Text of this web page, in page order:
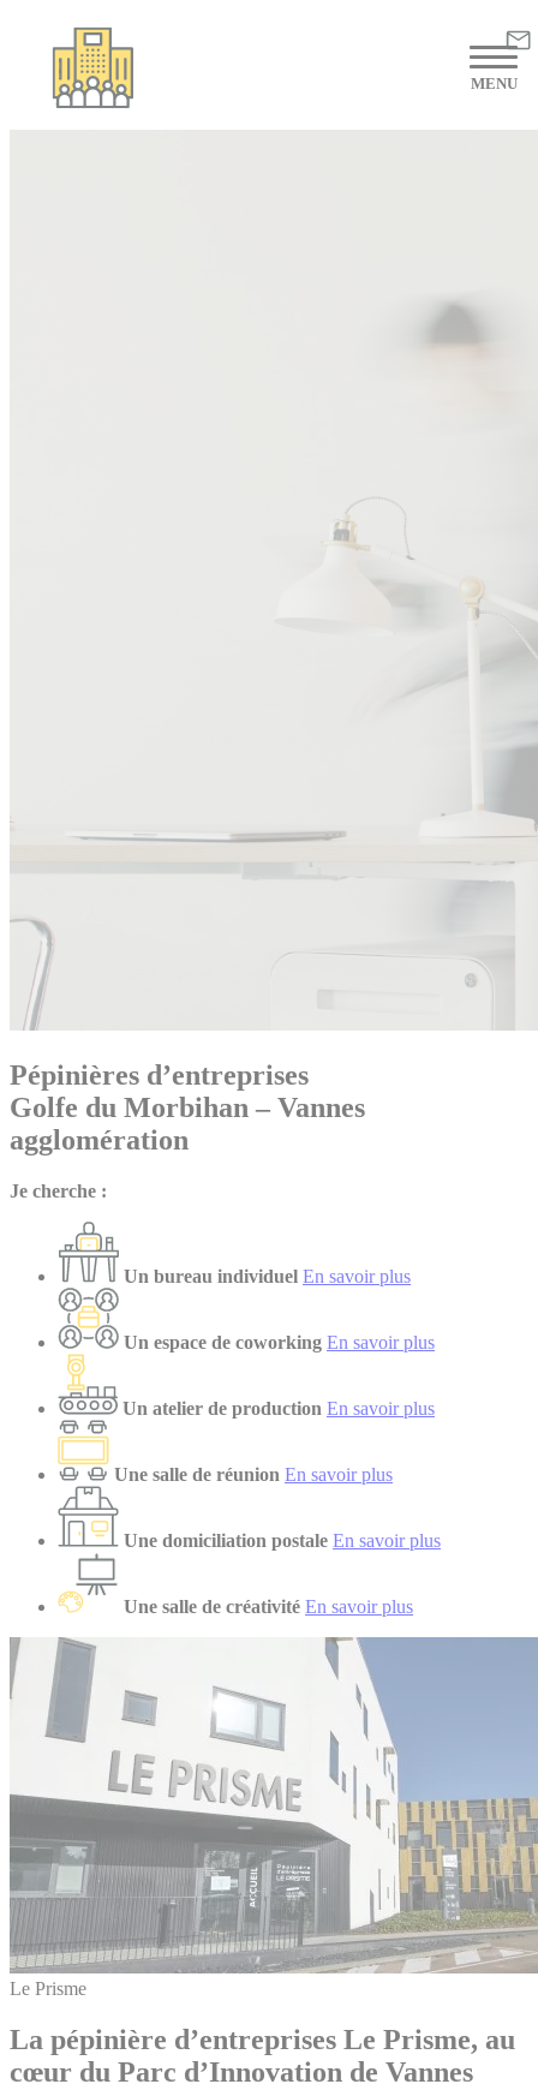
Pépinières d’entreprises
Golfe du Morbihan – Vannes
agglomération
Je cherche :
Un bureau individuel En savoir plus
Un espace de coworking En savoir plus
Un atelier de production En savoir plus
Une salle de réunion En savoir plus
Une domiciliation postale En savoir plus
Une salle de créativité En savoir plus
Le Prisme
La pépinière d’entreprises Le Prisme, au
cœur du Parc d’Innovation de Vannes